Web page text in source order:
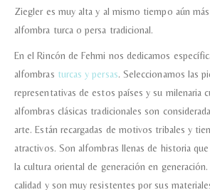
Ziegler es muy alta y al mismo tiempo aún
alfombra turca o persa tradicional.
En el Rincón de Fehmi nos dedicamos
alfombras turcas y persas. Seleccionamos las
representativas de estos países y su milenaria
alfombras clásicas tradicionales son
arte. Están recargadas de motivos tribales y
atractivos. Son alfombras llenas de historia
la cultura oriental de generación en
calidad y son muy resistentes por sus
Nombre y Referencia del producto
esta web almacene la
puedan responder a mi
Recibir mi oferta